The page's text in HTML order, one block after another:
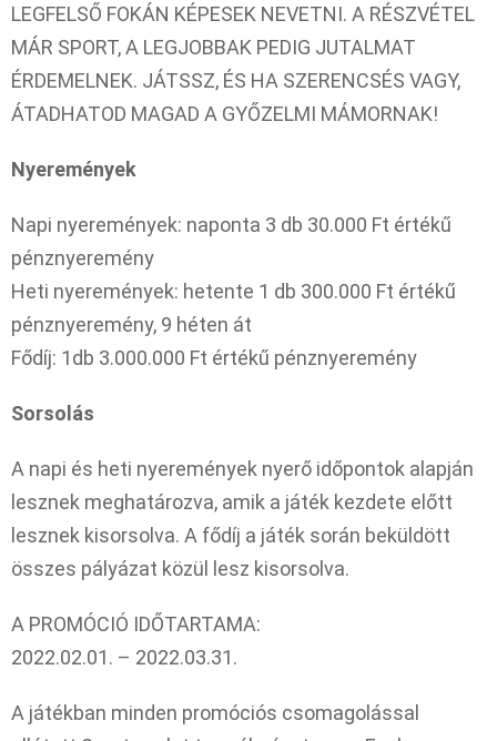
LEGFELSŐ FOKÁN KÉPESEK NEVETNI. A RÉSZVÉTEL
MÁR SPORT, A LEGJOBBAK PEDIG JUTALMAT
ÉRDEMELNEK. JÁTSSZ, ÉS HA SZERENCSÉS VAGY,
ÁTADHATOD MAGAD A GYŐZELMI MÁMORNAK!
Nyeremények
​​Napi nyeremények: naponta 3 db 30.000 Ft értékű
pénznyeremény
Heti nyeremények: hetente 1 db 300.000 Ft értékű
pénznyeremény, 9 héten át
Fődíj: 1db 3.000.000 Ft értékű pénznyeremény
Sorsolás
A napi és heti nyeremények nyerő időpontok alapján
lesznek meghatározva, amik a játék kezdete előtt
lesznek kisorsolva. A fődíj a játék során beküldött
összes pályázat közül lesz kisorsolva.
A PROMÓCIÓ IDŐTARTAMA:
2022.02.01. – 2022.03.31.
A játékban minden promóciós csomagolással